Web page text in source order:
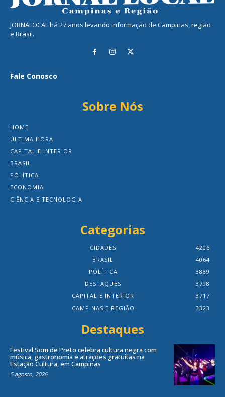
JORNALOCAL há 27 anos levando informação de Campinas, região
e Brasil.
Fale Conosco
Sobre Nós
HOME
ÚLTIMA HORA
CAPITAL E INTERIOR
BRASIL
POLÍTICA
ECONOMIA
CIÊNCIA E TECNOLOGIA
Categorias
CIDADES
4206
BRASIL
4064
POLÍTICA
3889
DESTAQUES
3798
CAPITAL E INTERIOR
3717
CAMPINAS E REGIÃO
3323
Destaques
Festival Som de Preto celebra cultura negra com
música, gastronomia e atrações gratuitas na
Estação Cultura, em Campinas
5 agosto, 2026